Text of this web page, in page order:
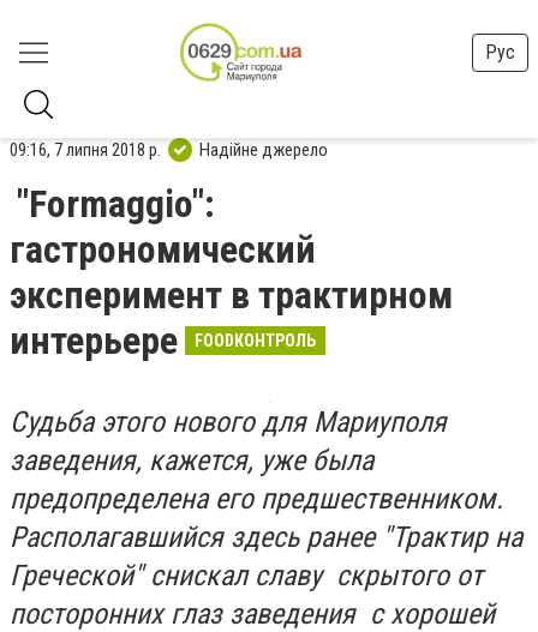
Рус
09:16, 7 липня 2018 р. Надійне джерело
"Formaggio":
гастрономический
эксперимент в трактирном
интерьере
FOODКОНТРОЛЬ
Судьба этого нового для Мариуполя
заведения, кажется, уже была
предопределена его предшественником.
Располагавшийся здесь ранее "Трактир на
Греческой" снискал славу скрытого от
посторонних глаз заведения с хорошей